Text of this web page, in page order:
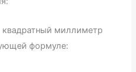
миллиметр
формуле: